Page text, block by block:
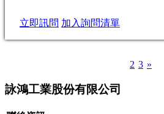
立即訊問 加入詢問清單
2 3 »
詠鴻工業股份有限公司